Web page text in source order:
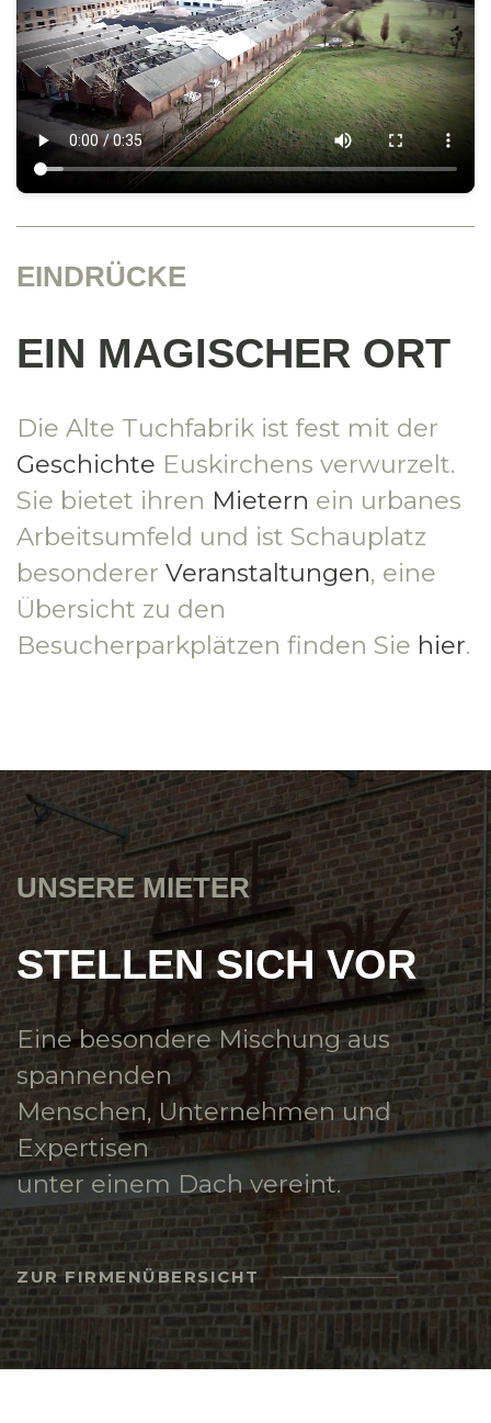
EINDRÜCKE
EIN MAGISCHER ORT
Die Alte Tuchfabrik ist fest mit der
Geschichte Euskirchens verwurzelt.
Sie bietet ihren Mietern ein urbanes
Arbeitsumfeld und ist Schauplatz
besonderer Veranstaltungen, eine
Übersicht zu den
Besucherparkplätzen finden Sie hier.
UNSERE MIETER
STELLEN SICH VOR
Eine besondere Mischung aus
spannenden
Menschen, Unternehmen und
Expertisen
unter einem Dach vereint.
ZUR FIRMENÜBERSICHT